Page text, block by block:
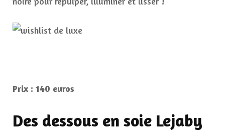
Prix : 140 euros
Des dessous en soie Lejaby